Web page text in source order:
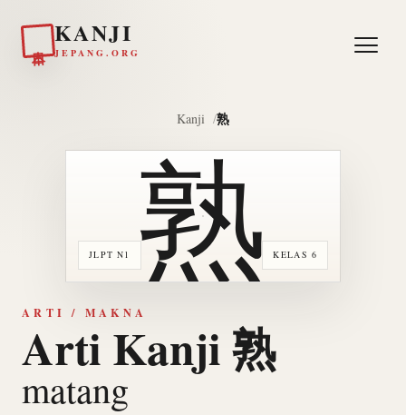
KANJI
JEPANG.ORG
Kanji 熟
JLPT N1 KELAS 6
熟
ARTI / MAKNA
Arti Kanji 熟
matang